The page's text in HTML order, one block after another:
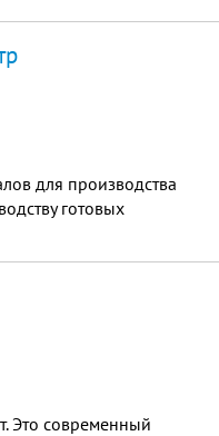
для производства
готовых
Это современный